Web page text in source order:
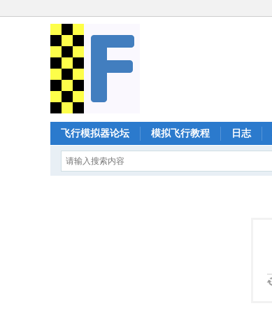
飞行模拟器论坛 模拟飞行教程 日志